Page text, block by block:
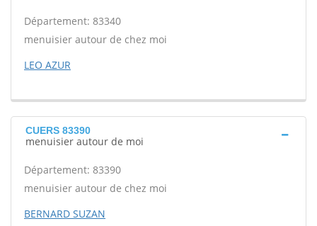
Département: 83340
menuisier autour de chez moi
LEO AZUR
CUERS 83390
menuisier autour de moi
Département: 83390
menuisier autour de chez moi
BERNARD SUZAN